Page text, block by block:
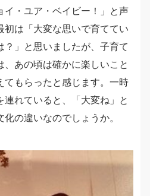
イ・ユア・ベイビー！」と声
初は「大変な思いで育ててい
？」と思いましたが、子育て
、あの頃は確かに楽しいこと
てもらったと感じます。一時
れていると、「大変ね」と
の違いなのでしょうか。